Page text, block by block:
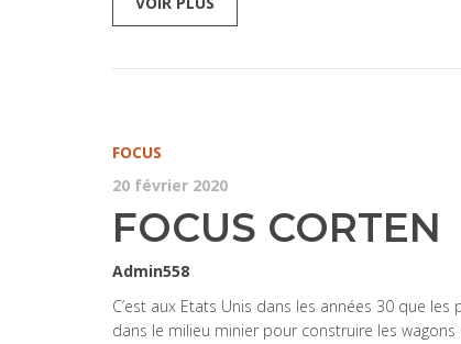
FOCUS
20 février 2020
FOCUS CORTEN
Admin558
C’est aux Etats Unis dans les années 30 que les
dans le milieu minier pour construire les